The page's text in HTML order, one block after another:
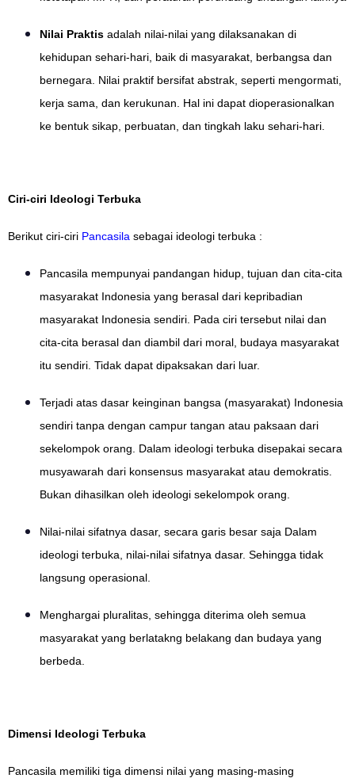
Nilai Praktis adalah nilai-nilai yang dilaksanakan di
kehidupan sehari-hari, baik di masyarakat, berbangsa dan
bernegara. Nilai praktif bersifat abstrak, seperti mengormati,
kerja sama, dan kerukunan. Hal ini dapat dioperasionalkan
ke bentuk sikap, perbuatan, dan tingkah laku sehari-hari.
Ciri-ciri Ideologi Terbuka
Berikut ciri-ciri Pancasila sebagai ideologi terbuka :
Pancasila mempunyai pandangan hidup, tujuan dan cita-cita
masyarakat Indonesia yang berasal dari kepribadian
masyarakat Indonesia sendiri. Pada ciri tersebut nilai dan
cita-cita berasal dan diambil dari moral, budaya masyarakat
itu sendiri. Tidak dapat dipaksakan dari luar.
Terjadi atas dasar keinginan bangsa (masyarakat) Indonesia
sendiri tanpa dengan campur tangan atau paksaan dari
sekelompok orang. Dalam ideologi terbuka disepakai secara
musyawarah dari konsensus masyarakat atau demokratis.
Bukan dihasilkan oleh ideologi sekelompok orang.
Nilai-nilai sifatnya dasar, secara garis besar saja Dalam
ideologi terbuka, nilai-nilai sifatnya dasar. Sehingga tidak
langsung operasional.
Menghargai pluralitas, sehingga diterima oleh semua
masyarakat yang berlatakng belakang dan budaya yang
berbeda.
Dimensi Ideologi Terbuka
Pancasila memiliki tiga dimensi nilai yang masing-masing